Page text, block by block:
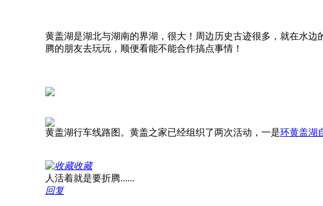
黄盖湖是湖北与湖南的界湖，很大！周边历史古迹很多，就在水
腾的朋友去玩玩，顺便看能不能合作搞点事情！
黄盖湖行车线路图。黄盖之家已经组织了两次活动，一是环黄盖湖
收藏
人活着就是要折腾......
回复